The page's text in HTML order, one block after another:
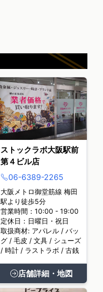
ストックラボ大阪駅前
第４ビル店
06-6389-2265
大阪メトロ御堂筋線 梅田
駅より徒歩5分
営業時間：10:00 - 19:00
定休日：日曜日・祝日
取扱商材: アパレル / バッ
グ / 毛皮 / 文具 / シューズ
/ 時計 / ラストラボ / 古銭
店舗詳細・地図